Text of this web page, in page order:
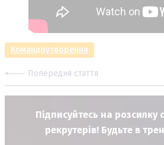
Командоутворення
Попередня стаття
Підписуйтесь на розсилку
рекрутерів! Будьте в